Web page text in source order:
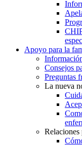
Apoyo para la
Consejos
Preguntas
La nueva
Relaciones